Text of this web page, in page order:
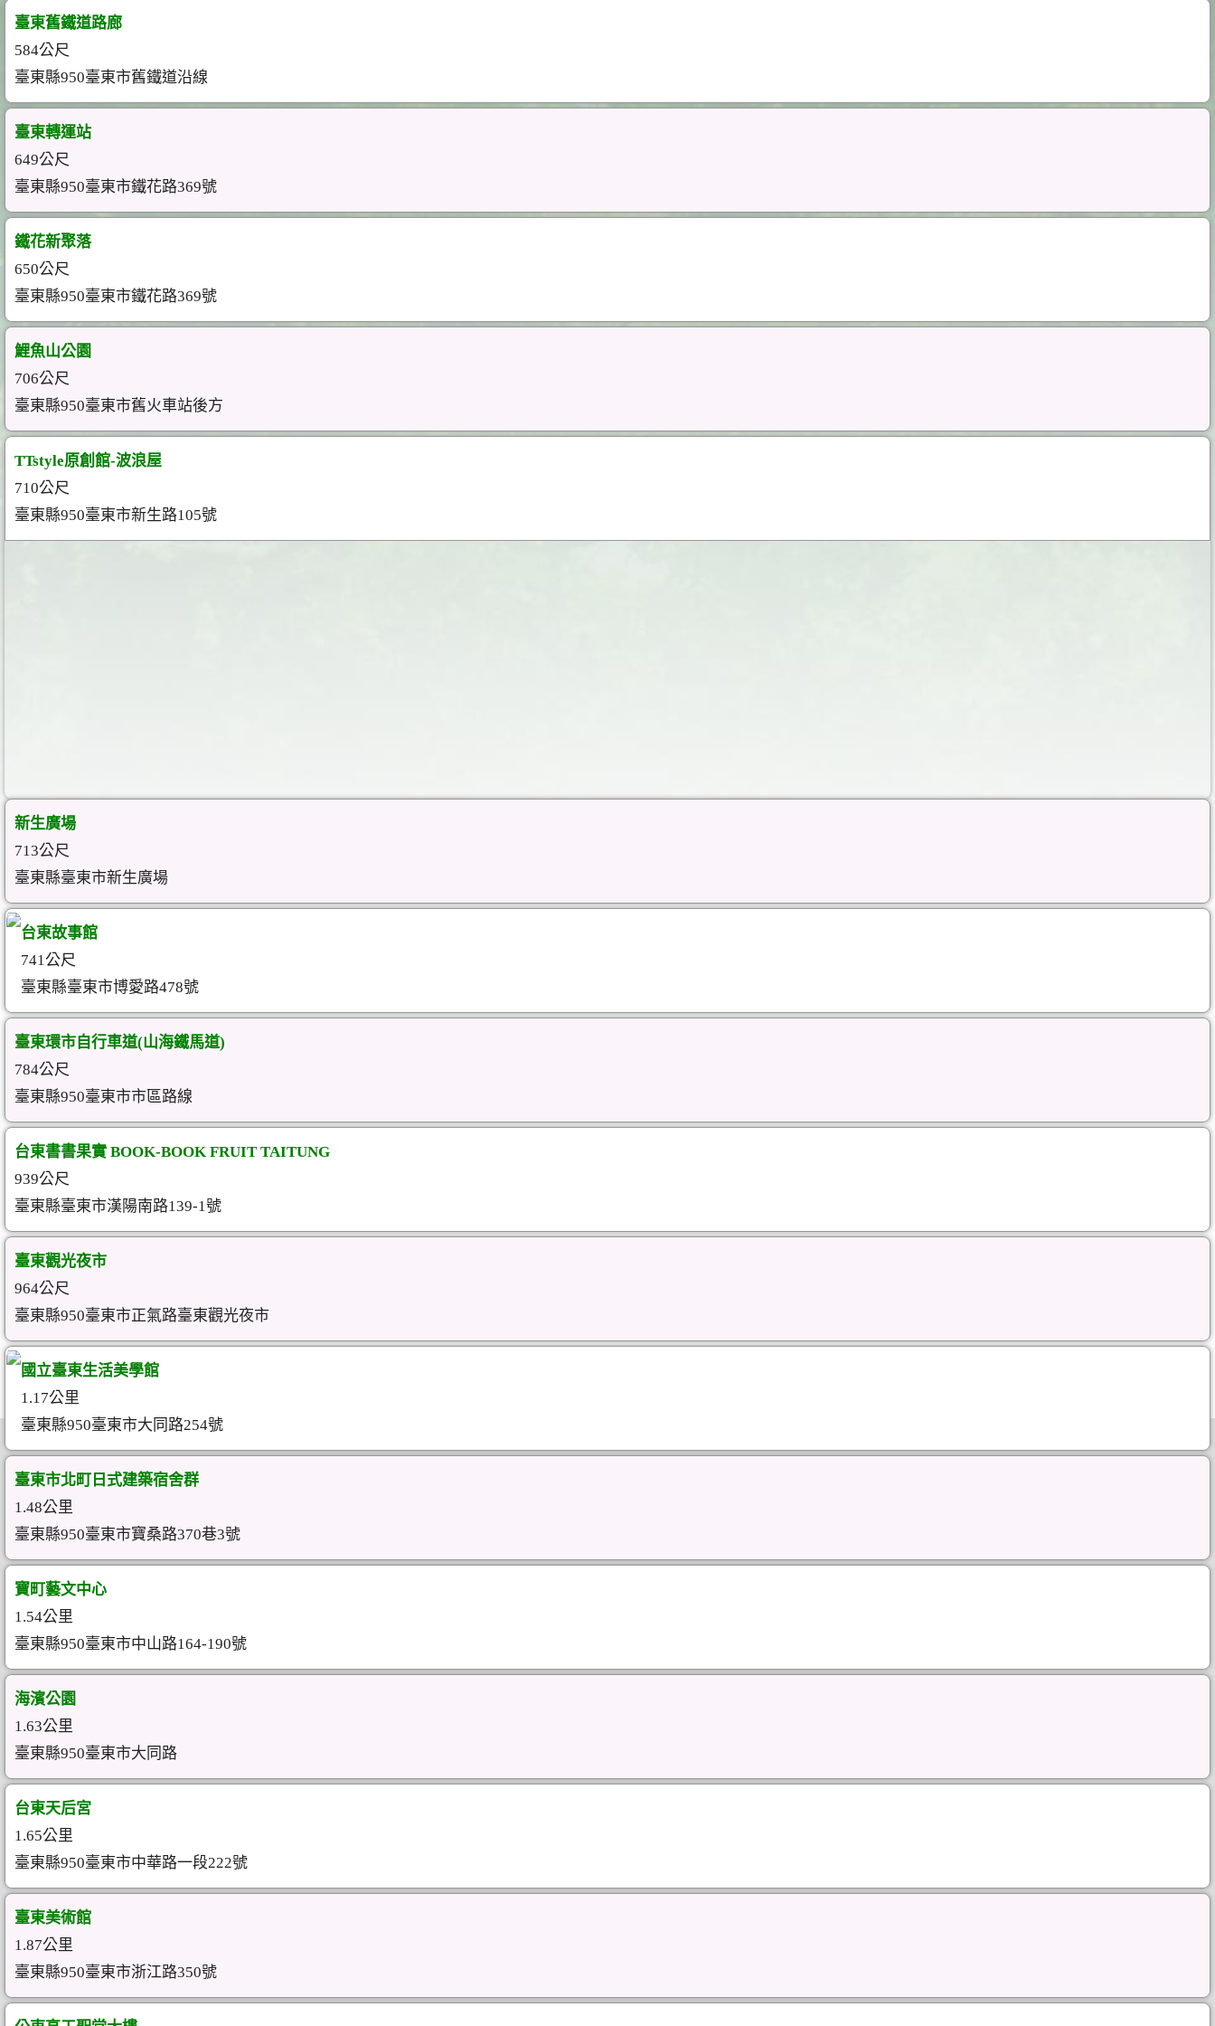
臺東舊鐵道路廊
584公尺
臺東縣950臺東市舊鐵道沿線
臺東轉運站
649公尺
臺東縣950臺東市鐵花路369號
鐵花新聚落
650公尺
臺東縣950臺東市鐵花路369號
鯉魚山公園
706公尺
臺東縣950臺東市舊火車站後方
TTstyle原創館-波浪屋
710公尺
臺東縣950臺東市新生路105號
新生廣場
713公尺
臺東縣臺東市新生廣場
台東故事館
741公尺
臺東縣臺東市博愛路478號
臺東環市自行車道(山海鐵馬道)
784公尺
臺東縣950臺東市市區路線
台東書書果實 BOOK-BOOK FRUIT TAITUNG
939公尺
臺東縣臺東市漢陽南路139-1號
臺東觀光夜市
964公尺
臺東縣950臺東市正氣路臺東觀光夜市
國立臺東生活美學館
1.17公里
臺東縣950臺東市大同路254號
臺東市北町日式建築宿舍群
1.48公里
臺東縣950臺東市寶桑路370巷3號
寶町藝文中心
1.54公里
臺東縣950臺東市中山路164-190號
海濱公園
1.63公里
臺東縣950臺東市大同路
台東天后宮
1.65公里
臺東縣950臺東市中華路一段222號
臺東美術館
1.87公里
臺東縣950臺東市浙江路350號